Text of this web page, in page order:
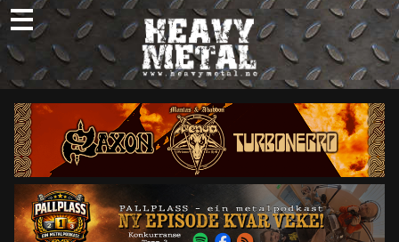
Skip
to
content
Nyheter
Omtaler
Intervjuer
Om oss
Abonner